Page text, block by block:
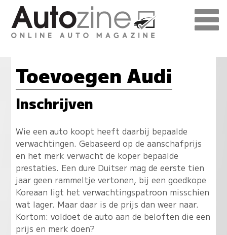
Toevoegen Audi
Inschrijven
Wie een auto koopt heeft daarbij bepaalde
verwachtingen. Gebaseerd op de aanschafprijs
en het merk verwacht de koper bepaalde
prestaties. Een dure Duitser mag de eerste tien
jaar geen rammeltje vertonen, bij een goedkope
Koreaan ligt het verwachtingspatroon misschien
wat lager. Maar daar is de prijs dan weer naar.
Kortom: voldoet de auto aan de beloften die een
prijs en merk doen?